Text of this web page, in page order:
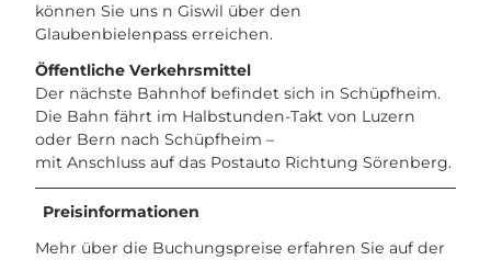
können Sie uns n Giswil über den
Glaubenbielenpass erreichen.
Öffentliche Verkehrsmittel
Der nächste Bahnhof befindet sich in Schüpfheim.
Die Bahn fährt im Halbstunden-Takt von Luzern
oder Bern nach Schüpfheim –
mit Anschluss auf das Postauto Richtung Sörenberg.
Preisinformationen
Mehr über die Buchungspreise erfahren Sie auf der